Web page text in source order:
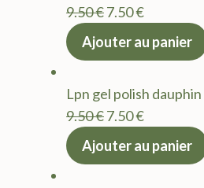
9.50€Le
prix
9.50 €.
7.50€Le
actuel
7.50 €.
Ajouter au panier
Lpn gel polish dauphin
9.50€Le
prix
7.50€Le
actuel
Ajouter au panier